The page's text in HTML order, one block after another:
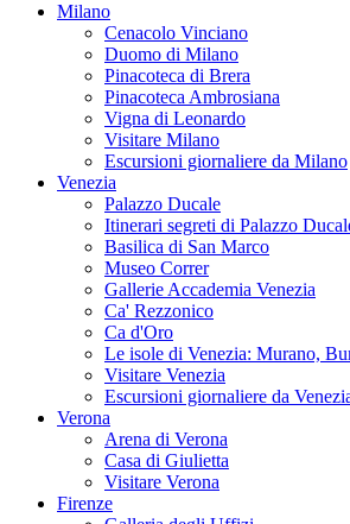
Milano
Cenacolo Vinciano
Duomo di Milano
Pinacoteca di Brera
Pinacoteca Ambrosiana
Vigna di Leonardo
Visitare Milano
Escursioni giornaliere da Milano
Venezia
Palazzo Ducale
Itinerari segreti di Palazzo
Basilica di San Marco
Museo Correr
Gallerie Accademia Venezia
Ca' Rezzonico
Ca d'Oro
Le isole di Venezia: Murano,
Visitare Venezia
Escursioni giornaliere da
Verona
Arena di Verona
Casa di Giulietta
Visitare Verona
Firenze